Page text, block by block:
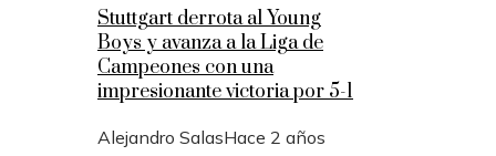
Stuttgart derrota al Young
Boys y avanza a la Liga de
Campeones con una
impresionante victoria por 5-1
Alejandro SalasHace 2 años